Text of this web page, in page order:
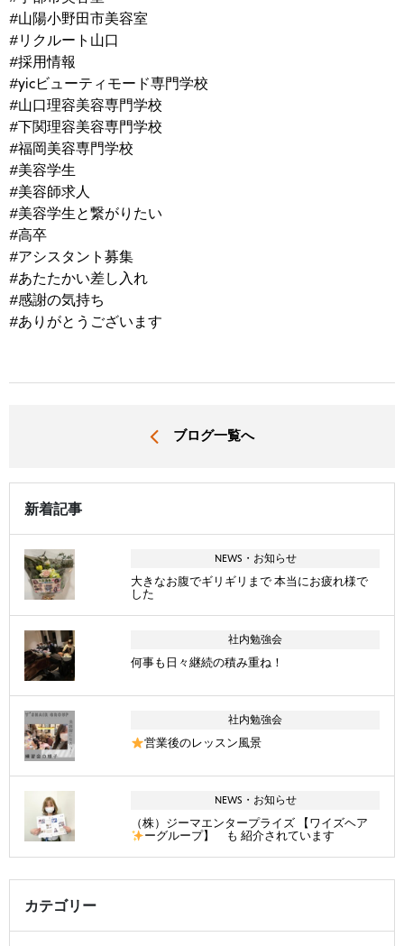
#山陽小野田市美容室
#リクルート山口
#採用情報
#yicビューティモード専門学校
#山口理容美容専門学校
#下関理容美容専門学校
#福岡美容専門学校
#美容学生
#美容師求人
#美容学生と繋がりたい
#高卒
#アシスタント募集
#あたたかい差し入れ
#感謝の気持ち
#ありがとうございます
ブログ一覧へ
新着記事
NEWS・お知らせ
大きなお腹でギリギリまで 本当にお疲れ様で
した
社内勉強会
何事も日々継続の積み重ね！
社内勉強会
営業後のレッスン風景
NEWS・お知らせ
（株）ジーマエンタープライズ 【ワイズヘア
ーグループ】 も 紹介されています
カテゴリー